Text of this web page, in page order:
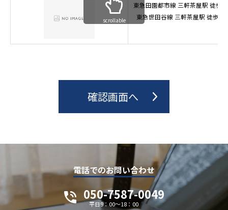
東急田園都市線 三軒茶屋駅 徒歩3
東急世田谷線 三軒茶屋駅 徒歩3分
scrollable
電話でのお問い合わせ
050-7587-0049
平日9：00～18：00